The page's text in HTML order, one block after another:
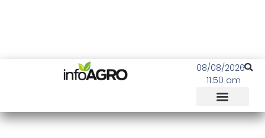
08/08/2026
11:50 am